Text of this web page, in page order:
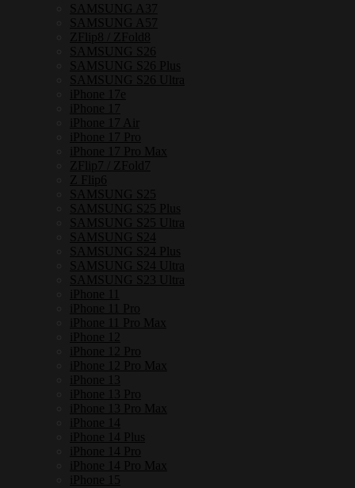
SAMSUNG A37
SAMSUNG A57
ZFlip8 / ZFold8
SAMSUNG S26
SAMSUNG S26 Plus
SAMSUNG S26 Ultra
iPhone 17e
iPhone 17
iPhone 17 Air
iPhone 17 Pro
iPhone 17 Pro Max
ZFlip7 / ZFold7
Z Flip6
SAMSUNG S25
SAMSUNG S25 Plus
SAMSUNG S25 Ultra
SAMSUNG S24
SAMSUNG S24 Plus
SAMSUNG S24 Ultra
SAMSUNG S23 Ultra
iPhone 11
iPhone 11 Pro
iPhone 11 Pro Max
iPhone 12
iPhone 12 Pro
iPhone 12 Pro Max
iPhone 13
iPhone 13 Pro
iPhone 13 Pro Max
iPhone 14
iPhone 14 Plus
iPhone 14 Pro
iPhone 14 Pro Max
iPhone 15